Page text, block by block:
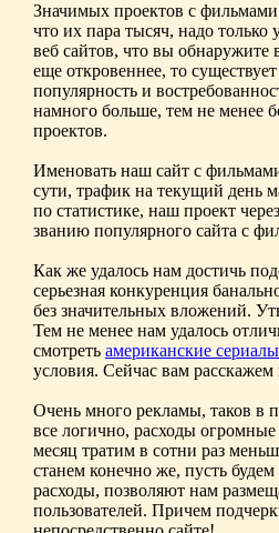
Значимых проектов с фильмами
что их пара тысяч, надо
веб сайтов, что вы обнаружите
еще откровеннее, то
популярность и
намного больше, тем не менее
проектов.
Именовать наш сайт с
сути, трафик на текущий день
по статистике, наш проект
званию популярного сайта с
Как же удалось нам достичь
серьезная конкуренция
без значительных вложений.
Тем не менее нам удалось
смотреть американские
условия. Сейчас вам
Очень много рекламы, таков в
все логично, расходы
месяц тратим в сотни раз
станем конечно же, пусть
расходы, позволяют нам
пользователей. Причем